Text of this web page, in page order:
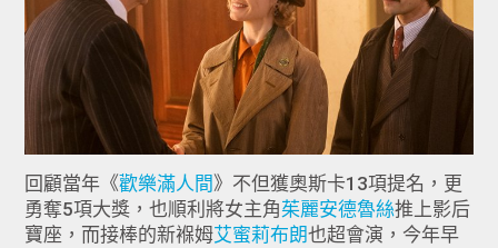
回顧當年《歡樂滿人間》不但獲奧斯卡13項提名，更
勇奪5項大獎，也順利將女主角茱麗安德魯絲推上影后
寶座，而接棒的新褓姆艾蜜莉布朗也超會演，今年早